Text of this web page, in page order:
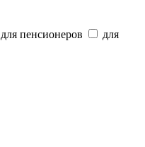
для пенсионеров
для